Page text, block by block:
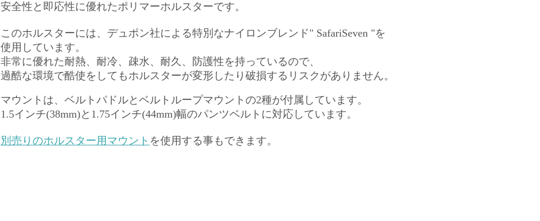
安全性と即応性に優れたポリマーホルスターです。
このホルスターには、デュポン社による特別なナイロンブレンド" SafariSeven "を
使用しています。
非常に優れた耐熱、耐冷、疎水、耐久、防護性を持っているので、
過酷な環境で酷使をしてもホルスターが変形したり破損するリスクがありません。
マウントは、ベルトパドルとベルトループマウントの2種が付属しています。
1.5インチ(38mm)と1.75インチ(44mm)幅のパンツベルトに対応しています。
別売りのホルスター用マウント を使用する事もできます。